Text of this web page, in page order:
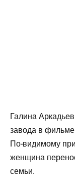
Галина
завода в
По-видимому
женщина
семьи.